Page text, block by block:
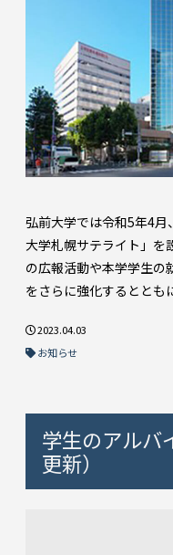
弘前大学では令和5年4
大学札幌サテライト」を
の広報活動や本学学生の
をさらに強化するととも
2023.04.03
お知らせ
学生のアルバ
更新）